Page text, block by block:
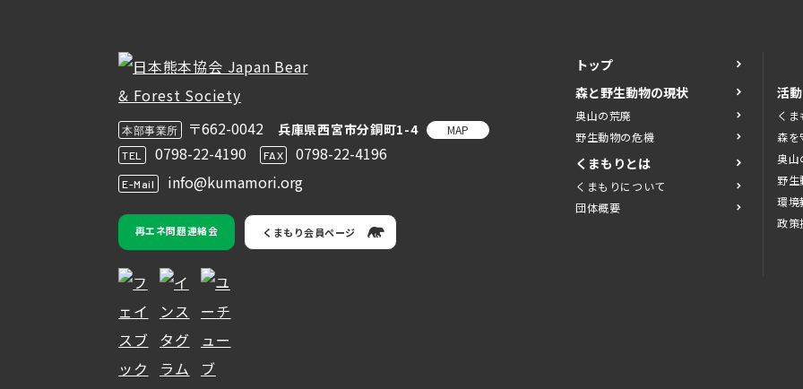
本部事業所 〒662-0042 兵庫県西宮市分銅町1-4 MAP
TEL 0798-22-4190 FAX 0798-22-4196
E-Mail info@kumamori.org
再エネ問題連絡会 くまもり会員ページ
トップ
森と野生動物の現状
奥山の荒廃
野生動物の危機
くまもりとは
くまもりについて
団体概要
活
く
森を
奥山
野生
環境
政策